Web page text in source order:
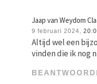
Jaap van Weydom
9 februari 2024,
Altijd wel een
vinden die ik nog